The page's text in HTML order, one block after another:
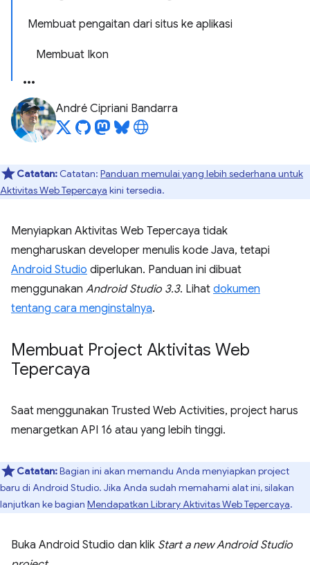
Membuat pengaitan dari situs ke aplikasi
Membuat Ikon
André Cipriani Bandarra
Catatan: Catatan: Panduan memulai yang lebih sederhana untuk
Aktivitas Web Tepercaya kini tersedia.
Menyiapkan Aktivitas Web Tepercaya tidak
mengharuskan developer menulis kode Java, tetapi
Android Studio diperlukan. Panduan ini dibuat
menggunakan Android Studio 3.3. Lihat dokumen
tentang cara menginstalnya.
Membuat Project Aktivitas Web
Tepercaya
Saat menggunakan Trusted Web Activities, project harus
menargetkan API 16 atau yang lebih tinggi.
Catatan:Bagian ini akan memandu Anda menyiapkan project
baru di Android Studio. Jika Anda sudah memahami alat ini, silakan
lanjutkan ke bagian Mendapatkan Library Aktivitas Web Tepercaya.
Buka Android Studio dan klik Start a new Android Studio